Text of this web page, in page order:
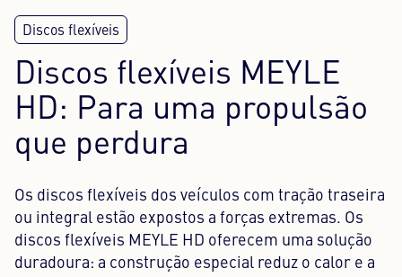
Discos flexíveis MEYLE
HD: Para uma propulsão
que perdura
Os discos flexíveis dos veículos com tração traseira
ou integral estão expostos a forças extremas. Os
discos flexíveis MEYLE HD oferecem uma solução
duradoura: a construção especial reduz o calor e a